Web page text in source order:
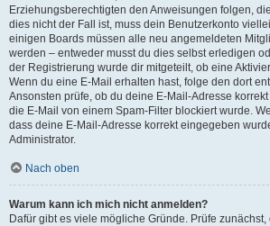
Erziehungsberechtigten den Anweisungen folgen,
dies nicht der Fall ist, muss dein Benutzerkonto
einigen Boards müssen alle neu angemeldeten
werden – entweder musst du dies selbst erledigen
der Registrierung wurde dir mitgeteilt, ob eine
Wenn du eine E-Mail erhalten hast, folge den dort
Ansonsten prüfe, ob du deine E-Mail-Adresse
die E-Mail von einem Spam-Filter blockiert wurde.
dass deine E-Mail-Adresse korrekt eingegeben
Administrator.
Nach oben
Warum kann ich mich nicht anmelden?
Dafür gibt es viele mögliche Gründe. Prüfe